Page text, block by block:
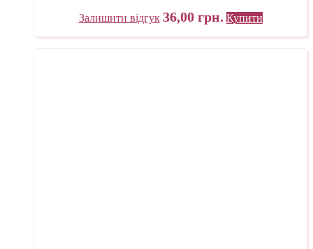
Залишити відгук 36,00 грн. Купити